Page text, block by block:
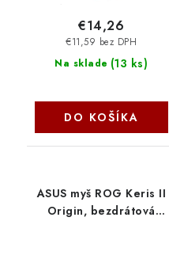
Na sklade (13 ks)
€11,59 bez DPH
€14,26
DO KOŠÍKA
ASUS myš ROG Keris II
Origin, bezdrátová